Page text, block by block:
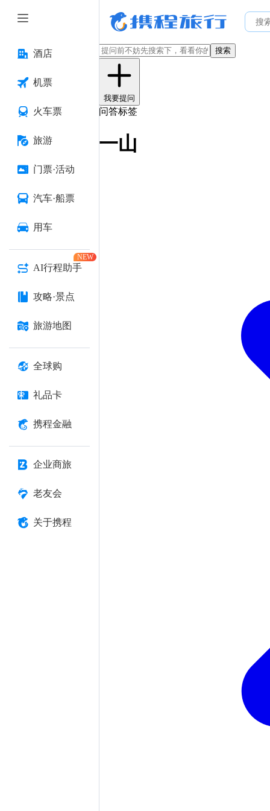
酒店
机票
火车票
旅游
门票·活动
汽车·船票
用车
AI行程助手
NEW
攻略·景点
旅游地图
全球购
礼品卡
携程金融
企业商旅
老友会
关于携程
搜索
我要提问
问答标签
一山